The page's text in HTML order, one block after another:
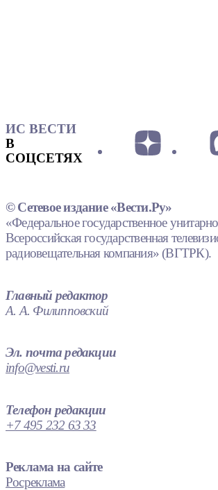
ИС ВЕСТИ
В
СОЦСЕТЯХ
© Сетевое издание «Вести.Ру»
«Федеральное государственное
Всероссийская государственная
радиовещательная компания» (ВГТРК).
Главный редактор
А. А. Филипповский
Эл. почта редакции
info@vesti.ru
Телефон редакции
+7 495 232 63 33
Реклама на сайте
Росреклама